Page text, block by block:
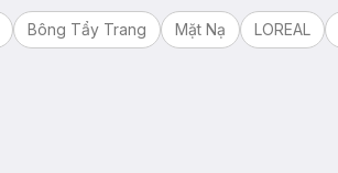
Bông Tẩy Trang Mặt Nạ LOREAL